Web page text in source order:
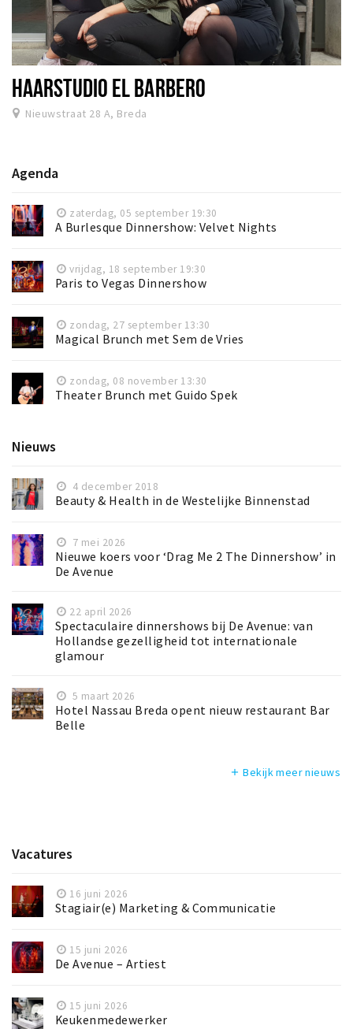
HAARSTUDIO EL BARBERO
Nieuwstraat 28 A, Breda
Agenda
zaterdag, 05 september 19:30
A Burlesque Dinnershow: Velvet Nights
vrijdag, 18 september 19:30
Paris to Vegas Dinnershow
zondag, 27 september 13:30
Magical Brunch met Sem de Vries
zondag, 08 november 13:30
Theater Brunch met Guido Spek
Nieuws
4 december 2018
Beauty & Health in de Westelijke Binnenstad
7 mei 2026
Nieuwe koers voor ‘Drag Me 2 The Dinnershow’ in
De Avenue
22 april 2026
Spectaculaire dinnershows bij De Avenue: van
Hollandse gezelligheid tot internationale
glamour
5 maart 2026
Hotel Nassau Breda opent nieuw restaurant Bar
Belle
add Bekijk meer nieuws
Vacatures
16 juni 2026
Stagiair(e) Marketing & Communicatie
15 juni 2026
De Avenue – Artiest
15 juni 2026
Keukenmedewerker